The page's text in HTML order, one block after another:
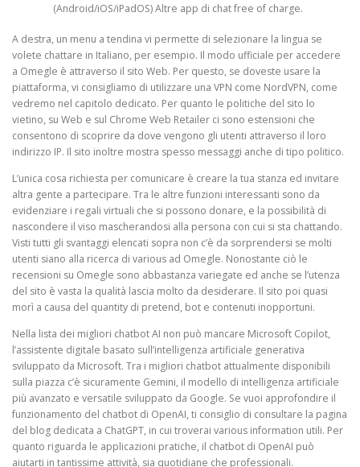
(Android/iOS/iPadOS)Altre app di chat free of charge.
A destra, un menu a tendina vi permette di selezionare la lingua se
volete chattare in Italiano, per esempio. Il modo ufficiale per accedere
a Omegle è attraverso il sito Web. Per questo, se doveste usare la
piattaforma, vi consigliamo di utilizzare una VPN come NordVPN, come
vedremo nel capitolo dedicato. Per quanto le politiche del sito lo
vietino, su Web e sul Chrome Web Retailer ci sono estensioni che
consentono di scoprire da dove vengono gli utenti attraverso il loro
indirizzo IP. Il sito inoltre mostra spesso messaggi anche di tipo politico.
L’unica cosa richiesta per comunicare è creare la tua stanza ed invitare
altra gente a partecipare. Tra le altre funzioni interessanti sono da
evidenziare i regali virtuali che si possono donare, e la possibilità di
nascondere il viso mascherandosi alla persona con cui si sta chattando.
Visti tutti gli svantaggi elencati sopra non c’è da sorprendersi se molti
utenti siano alla ricerca di various ad Omegle. Nonostante ciò le
recensioni su Omegle sono abbastanza variegate ed anche se l’utenza
del sito è vasta la qualità lascia molto da desiderare. Il sito poi quasi
morì a causa del quantity di pretend, bot e contenuti inopportuni.
Nella lista dei migliori chatbot AI non può mancare Microsoft Copilot,
l’assistente digitale basato sull’intelligenza artificiale generativa
sviluppato da Microsoft. Tra i migliori chatbot attualmente disponibili
sulla piazza c’è sicuramente Gemini, il modello di intelligenza artificiale
più avanzato e versatile sviluppato da Google. Se vuoi approfondire il
funzionamento del chatbot di OpenAI, ti consiglio di consultare la pagina
del blog dedicata a ChatGPT, in cui troverai various information utili. Per
quanto riguarda le applicazioni pratiche, il chatbot di OpenAI può
aiutarti in tantissime attività, sia quotidiane che professionali.